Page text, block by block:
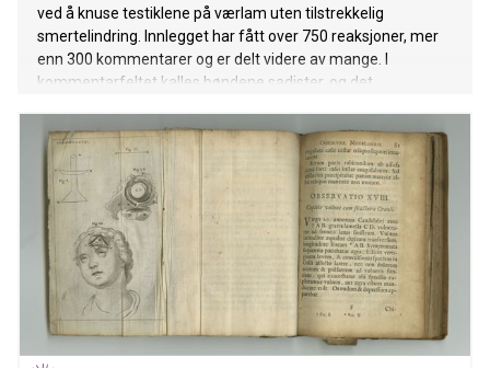
ved å knuse testiklene på værlam uten tilstrekkelig
smertelindring. Innlegget har fått over 750 reaksjoner, mer
enn 300 kommentarer og er delt videre av mange. I
kommentarfeltet kalles bøndene sadister, og det
denne våren prøvd å forstå netthets og sinne. Her ser vi
hvordan det skapes.